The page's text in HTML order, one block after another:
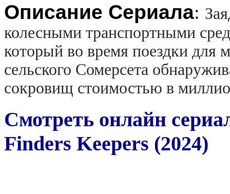
Описание Сериала:
колесными транспортными
который во время поездки для
сельского Сомерсета
сокровищ стоимостью в
Смотреть онлайн
Finders Keepers (2024)